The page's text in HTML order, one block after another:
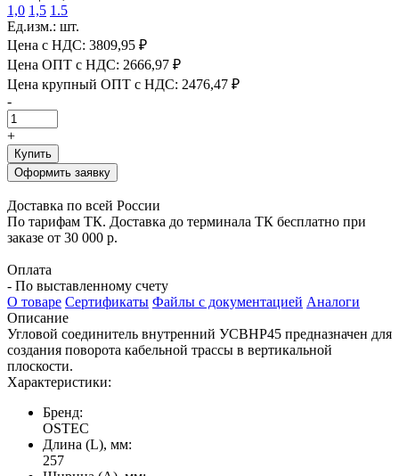
1,0 1,5 1.5
Ед.изм.: шт.
Цена с НДС: 3809,95 ₽
Цена ОПТ с НДС: 2666,97 ₽
Цена крупный ОПТ с НДС: 2476,47 ₽
-
+
Купить
Оформить заявку
Доставка по всей России
По тарифам ТК. Доставка до терминала ТК бесплатно при
заказе от 30 000 р.
Оплата
- По выставленному счету
О товаре Сертификаты Файлы с документацией Аналоги
Описание
Угловой соединитель внутренний УСВНР45 предназначен для
создания поворота кабельной трассы в вертикальной
плоскости.
Характеристики:
Бренд:
OSTEC
Длина (L), мм:
257